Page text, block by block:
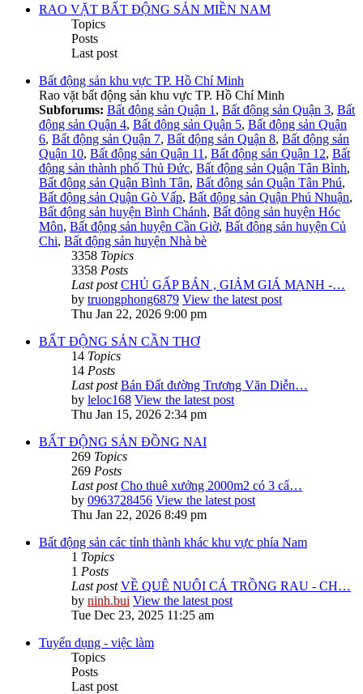
RAO VẶT BẤT ĐỘNG SẢN MIỀN NAM
Topics
Posts
Last post
Bất động sản khu vực TP. Hồ Chí Minh
Rao vặt bất động sản khu vực TP. Hồ Chí Minh
Subforums: Bất động sản Quận 1 , Bất động sản Quận 3, Bất
động sản Quận 4, Bất động sản Quận 5, Bất động sản Quận
6, Bất động sản Quận 7, Bất động sản Quận 8, Bất động sản
Quận 10, Bất động sản Quận 11 , Bất động sản Quận 12, Bất
động sản thành phố Thủ Đức, Bất động sản Quận Tân Bình,
Bất động sản Quận Bình Tân, Bất động sản Quận Tân Phú,
Bất động sản Quận Gò Vấp, Bất động sản Quận Phú Nhuận,
Bất động sản huyện Bình Chánh, Bất động sản huyện Hóc
Môn, Bất động sản huyện Cần Giờ, Bất động sản huyện Củ
Chi, Bất động sản huyện Nhà bè
3358 Topics
3358 Posts
Last post CHỦ GẤP BÁN , GIẢM GIÁ MẠNH -…
by truongphong6879 View the latest post
Thu Jan 22, 2026 9:00 pm
BẤT ĐỘNG SẢN CẦN THƠ
14 Topics
14 Posts
Last post Bán Đất đường Trương Văn Diễn…
by leloc168 View the latest post
Thu Jan 15, 2026 2:34 pm
BẤT ĐỘNG SẢN ĐỒNG NAI
269 Topics
269 Posts
Last post Cho thuê xưởng 2000m2 có 3 cẩ…
by 0963728456 View the latest post
Thu Jan 22, 2026 8:49 pm
Bất động sản các tỉnh thành khác khu vực phía Nam
1 Topics
1 Posts
Last post VỀ QUÊ NUÔI CÁ TRỒNG RAU - CH…
by ninh.bui View the latest post
Tue Dec 23, 2025 11:25 am
Tuyển dụng - việc làm
Topics
Posts
Last post